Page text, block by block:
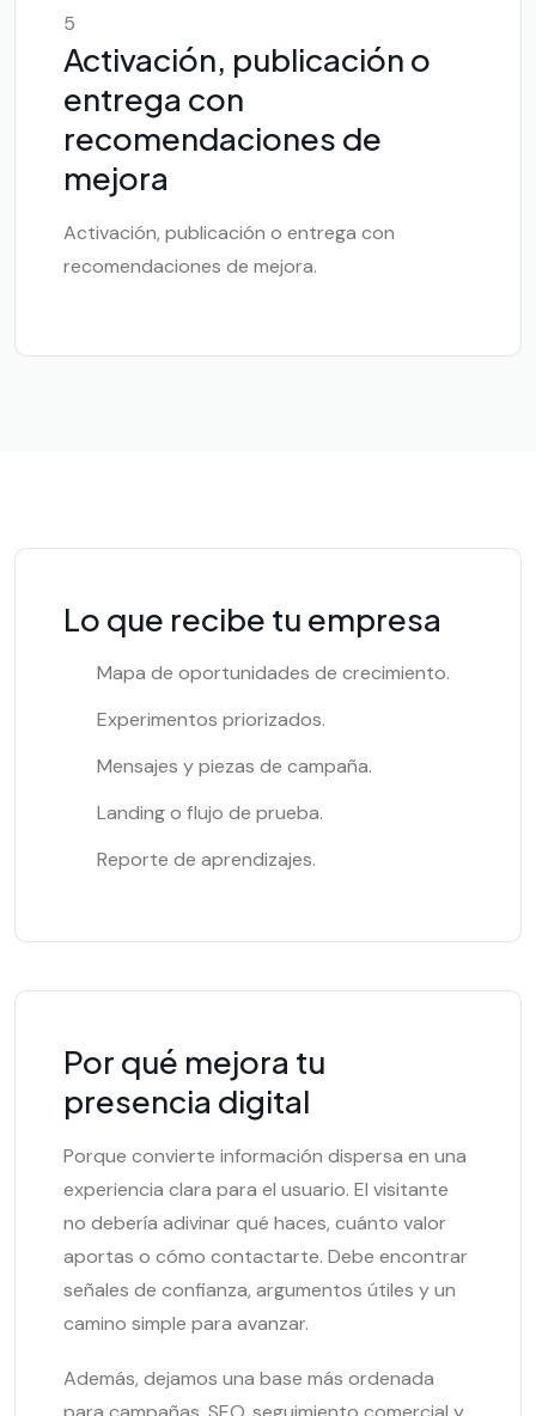
5
Activación, publicación o
entrega con
recomendaciones de
mejora
Activación, publicación o entrega con
recomendaciones de mejora.
Lo que recibe tu empresa
Mapa de oportunidades de crecimiento.
Experimentos priorizados.
Mensajes y piezas de campaña.
Landing o flujo de prueba.
Reporte de aprendizajes.
Por qué mejora tu
presencia digital
Porque convierte información dispersa en una
experiencia clara para el usuario. El visitante
no debería adivinar qué haces, cuánto valor
aportas o cómo contactarte. Debe encontrar
señales de confianza, argumentos útiles y un
camino simple para avanzar.
Además, dejamos una base más ordenada